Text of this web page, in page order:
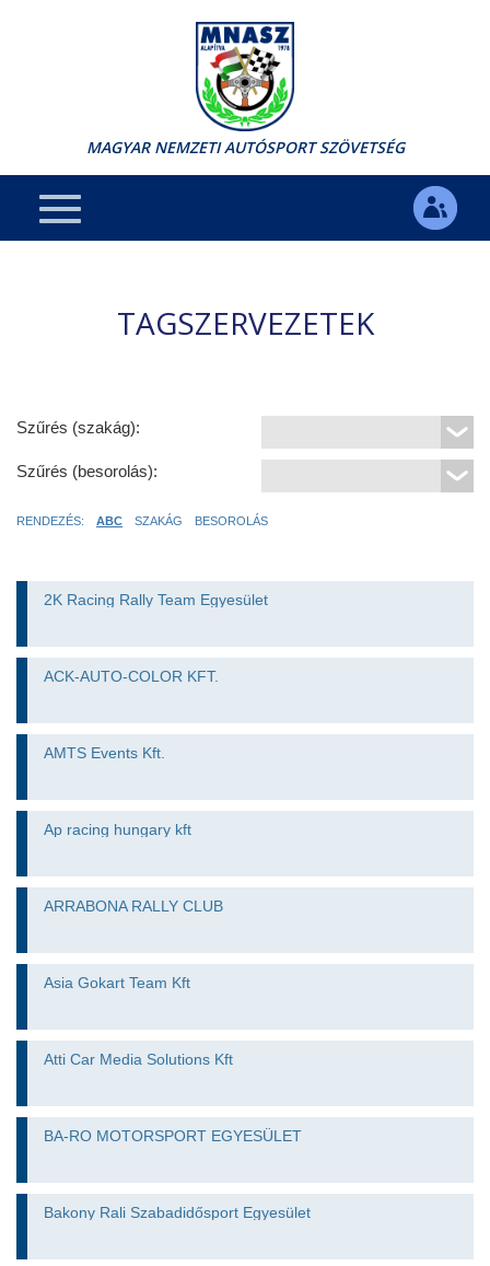
MAGYAR NEMZETI AUTÓSPORT SZÖVETSÉG
TAGSZERVEZETEK
Szűrés (szakág):
Szűrés (besorolás):
RENDEZÉS: ABC SZAKÁG BESOROLÁS
2K Racing Rally Team Egyesület
ACK-AUTO-COLOR KFT.
AMTS Events Kft.
Ap racing hungary kft
ARRABONA RALLY CLUB
Asia Gokart Team Kft
Atti Car Media Solutions Kft
BA-RO MOTORSPORT EGYESÜLET
Bakony Rali Szabadidősport Egyesület